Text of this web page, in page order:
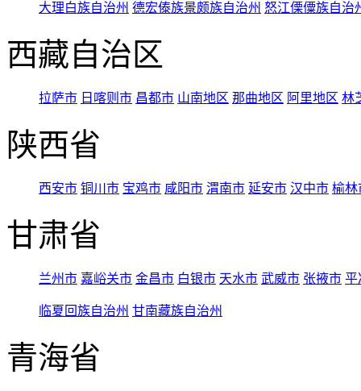
大理白族自治州 德宏傣族景颇族自治州 怒江傈僳族自治
西藏自治区
拉萨市 日喀则市 昌都市 山南地区 那曲地区 阿里地区 林
陕西省
西安市 铜川市 宝鸡市 咸阳市 渭南市 延安市 汉中市 榆林
甘肃省
兰州市 嘉峪关市 金昌市 白银市 天水市 武威市 张掖市 平
临夏回族自治州 甘南藏族自治州
青海省